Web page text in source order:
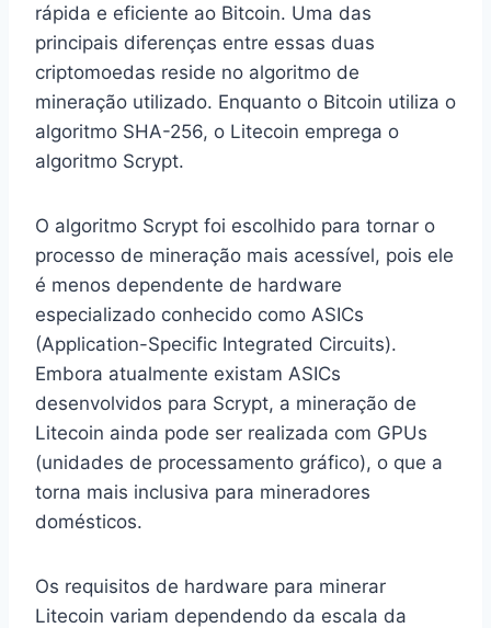
rápida e eficiente ao Bitcoin. Uma das
principais diferenças entre essas duas
criptomoedas reside no algoritmo de
mineração utilizado. Enquanto o Bitcoin utiliza o
algoritmo SHA-256, o Litecoin emprega o
algoritmo Scrypt.
O algoritmo Scrypt foi escolhido para tornar o
processo de mineração mais acessível, pois ele
é menos dependente de hardware
especializado conhecido como ASICs
(Application-Specific Integrated Circuits).
Embora atualmente existam ASICs
desenvolvidos para Scrypt, a mineração de
Litecoin ainda pode ser realizada com GPUs
(unidades de processamento gráfico), o que a
torna mais inclusiva para mineradores
domésticos.
Os requisitos de hardware para minerar
Litecoin variam dependendo da escala da